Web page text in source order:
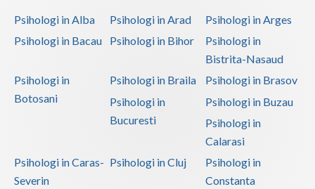
Psihologi in Alba Psihologi in Arad
Psihologi in Arges
Psihologi in Bacau
Psihologi in Bihor
Psihologi in
Bistrita-Nasaud
Psihologi in
Botosani
Psihologi in Braila
Psihologi in Brasov
Psihologi in
Bucuresti
Psihologi in Buzau
Psihologi in
Calarasi
Psihologi in Caras-
Severin
Psihologi in Cluj
Psihologi in
Constanta